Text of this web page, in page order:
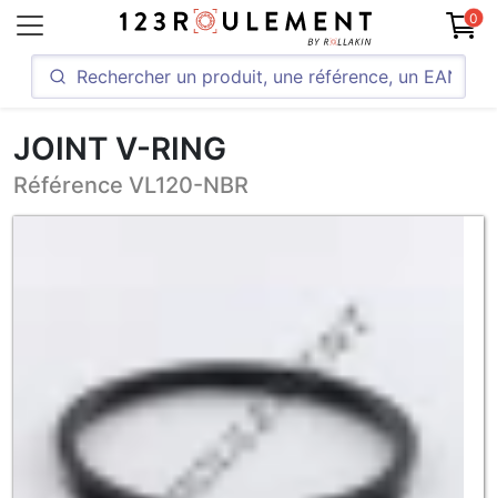
0
JOINT V-RING
Référence VL120-NBR